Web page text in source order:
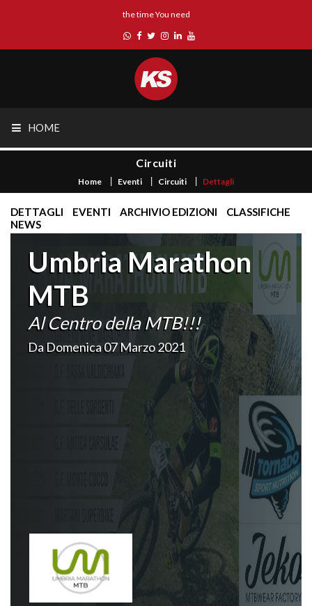
the time You need
HOME
Circuiti
Home Eventi Circuiti Dettagli
DETTAGLI EVENTI ARCHIVIO EDIZIONI
CLASSIFICHE
NEWS
Umbria Marathon
MTB
Al Centro della MTB!!!
Da Domenica 07 Marzo 2021